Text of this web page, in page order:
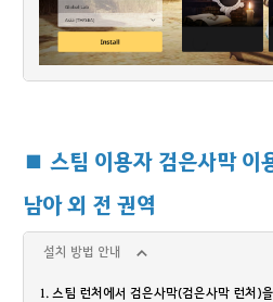
■ 스팀 이용자 검은사막 이
남아 외 전 권역
설치 방법 안내
1. 스팀 런처에서 검은사막(검은사막 런처)